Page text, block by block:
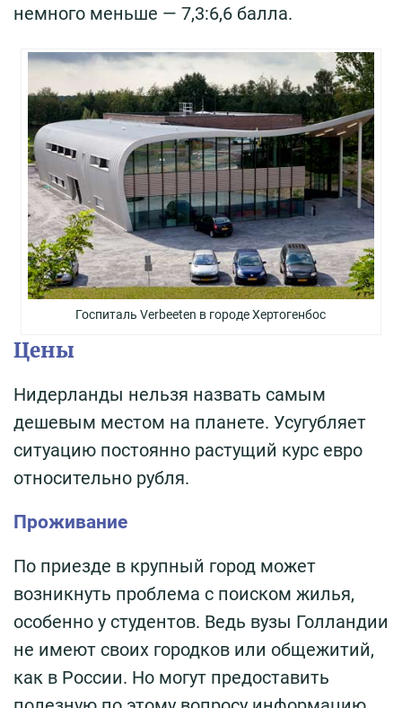
немного меньше — 7,3:6,6 балла.
Госпиталь Verbeeten в городе Хертогенбос
Цены
Нидерланды нельзя назвать самым
дешевым местом на планете. Усугубляет
ситуацию постоянно растущий курс евро
относительно рубля.
Проживание
По приезде в крупный город может
возникнуть проблема с поиском жилья,
особенно у студентов. Ведь вузы Голландии
не имеют своих городков или общежитий,
как в России. Но могут предоставить